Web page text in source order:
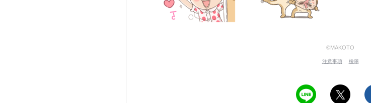
©MAKOTO
注意事項 檢舉